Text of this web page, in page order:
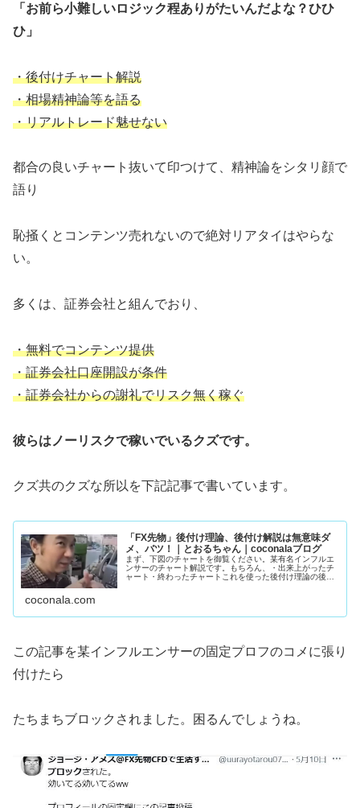
「お前ら小難しいロジック程ありがたいんだよな？ひひ
ひ」
・後付けチャート解説
・相場精神論等を語る
・リアルトレード魅せない
都合の良いチャート抜いて印つけて、精神論をシタリ顔で
語り
恥掻くとコンテンツ売れないので絶対リアタイはやらな
い。
多くは、証券会社と組んでおり、
・無料でコンテンツ提供
・証券会社口座開設が条件
・証券会社からの謝礼でリスク無く稼ぐ
彼らはノーリスクで稼いでいるクズです。
クズ共のクズな所以を下記記事で書いています。
「FX先物」後付け理論、後付け解説は無意味ダ
メ、バツ！｜とおるちゃん｜coconalaブログ
まず、下図のチャートを御覧ください。某有名インフルエ
ンサーのチャート解説です。もちろん、・出来上がったチ
ャート・終わったチャートこれを使った後付け理論の後付
coconala.com
この記事を某インフルエンサーの固定プロフのコメに張り
付けたら
たちまちブロックされました。困るんでしょうね。